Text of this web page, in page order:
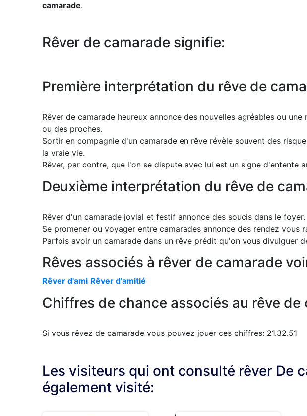
camarade.
Rêver de camarade signifie:
Première interprétation du rêve de
Rêver de camarade heureux annonce des nouvelles agréables ou
ou des proches.
Sortir en compagnie d'un camarade en rêve révèle souvent des
la vraie vie.
Rêver, par contre, que l'on se dispute avec lui est un signe d'entente
Deuxième interprétation du rêve de
Rêver d'un camarade jovial et festif annonce des soucis dans le foyer.
Se promener ou voyager entre camarades annonce des rendez vous
Parfois avoir un camarade dans un rêve prédit qu'on vous divulguer
Rêves associés à rêver de camarade
Rêver d'ami Rêver d'amitié
Chiffres de chance associés au rêve de
Si vous rêvez de camarade vous pouvez jouer ces chiffres: 21.32.51
Les visiteurs qui ont consulté rêver De
également visité: